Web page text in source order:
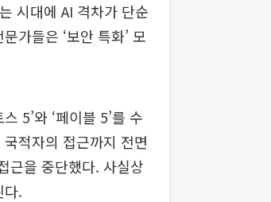
시대에 AI 격차가 단순
가들은 ‘보안 특화’ 모
5’와 ‘페이블 5’를 수
적자의 접근까지 전면
근을 중단했다. 사실상
다.